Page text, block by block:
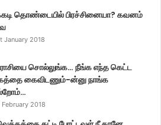
தொண்டையில் பிரச்சினையா? கவனம்
January 2018
சொல்லுங்க… நீங்க எந்த கெட்ட
கைவிடணும்-ன்னு நாங்க
2018